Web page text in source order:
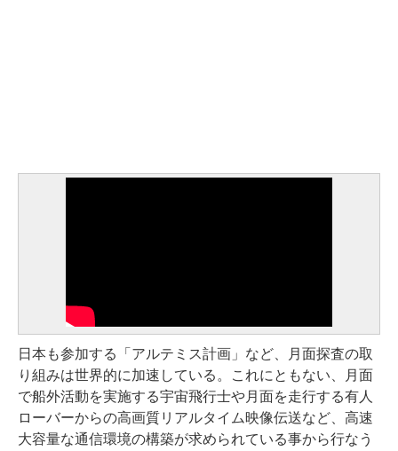
日本も参加する「アルテミス計画」など、月面探査の取
り組みは世界的に加速している。これにともない、月面
で船外活動を実施する宇宙飛行士や月面を走行する有人
ローバーからの高画質リアルタイム映像伝送など、高速
大容量な通信環境の構築が求められている事から行なう